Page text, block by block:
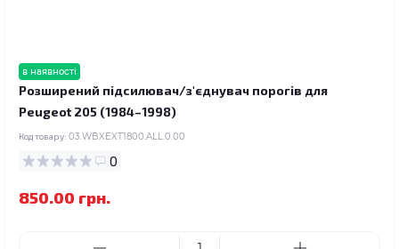
в наявності
Розширений підсилювач/з'єднувач порогів для
Peugeot 205 (1984–1998)
Код товару: 03.WBXEXT1800.ALL.0.00
0
850.00 грн.